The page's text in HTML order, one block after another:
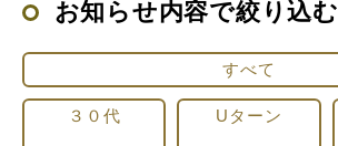
お知らせ内容で絞り込む
すべて
３０代 Uターン